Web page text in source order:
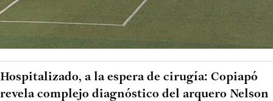
Hospitalizado, a la espera de cirugía: Copiapó
revela complejo diagnóstico del arquero Nelson